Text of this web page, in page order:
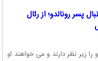
پسر رونالدو؛ از رئال
را زیر نظر دارند و می خواهند او